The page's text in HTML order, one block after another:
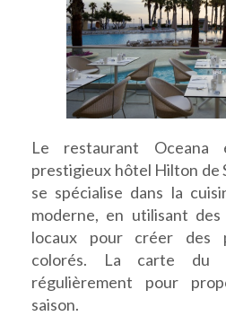
Le restaurant
prestigieux hôtel Hilton de
se spécialise dans la
moderne, en utilisant
locaux pour créer des
colorés. La carte du
régulièrement pour
saison.